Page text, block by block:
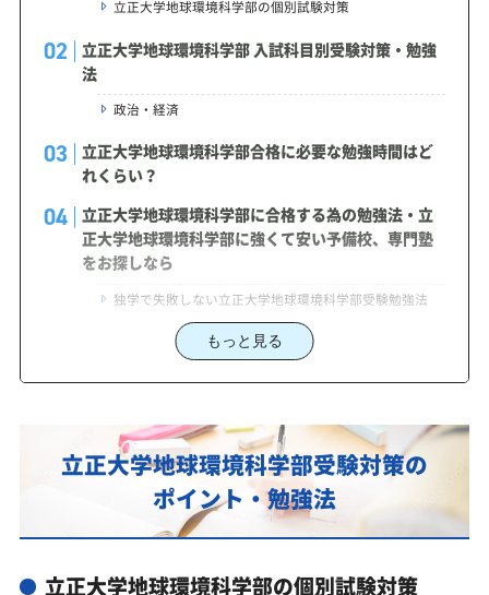
立正大学地球環境科学部の個別試験対策
立正大学地球環境科学部 入試科目別受験対策・勉強
法
政治・経済
立正大学地球環境科学部合格に必要な勉強時間はど
れくらい？
立正大学地球環境科学部に合格する為の勉強法・立
正大学地球環境科学部に強くて安い予備校、専門塾
をお探しなら
独学で失敗しない立正大学地球環境科学部受験勉強法
立正大学地球環境科学部受験対策で学習管理塾を選
ぶなら、じゅけラボ予備校という選択肢
試に対応した受験対策カリキュラム・学習計画を提
供します
立正大学地球環境科学部対策カリキュラムのポイン
対策のオーダーメイドカリキュラム」から得られる
もっと見る
立正大学地球環境科学部受験対策の
ポイント・勉強法
立正大学地球環境科学部の個別試験対策